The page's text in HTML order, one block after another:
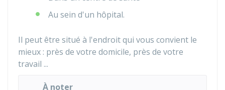
Au sein d'un hôpital.
Il peut être situé à l'endroit qui vous convient le
mieux : près de votre domicile, près de votre
travail ...
À noter